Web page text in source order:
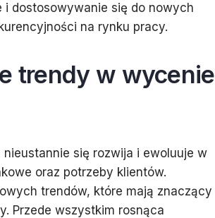
i dostosowywanie się do nowych
na rynku pracy.
trendy w wycenie
się rozwija i ewoluuje w
oraz potrzeby klientów.
trendów, które mają znaczący
Przede wszystkim rosnąca